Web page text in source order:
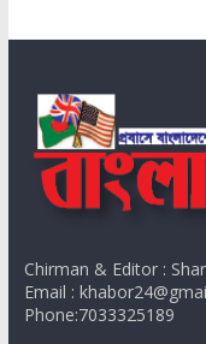
Chirman & Editor :
Email :
Phone:7033325189